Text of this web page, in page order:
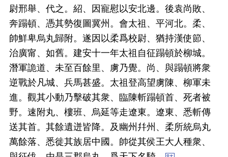
尉邢舉、代之。紹、因寵慰以安北邊。後袁尚敗、
奔蹋頓、憑其勢復圖冀州。會太祖、平河北。柔、
帥鮮卑烏丸歸附。遂因以柔爲校尉、猶持漢使節、
治廣甯、如舊。建安十一年太祖自征蹋頓於柳城。
潛軍詭道、未至百餘里、虜乃覺。尚、與蹋頓將衆
逆戰於凡城、兵馬甚盛。太祖登高望虜陳、柳軍未
進。觀其小動乃擊破其衆、臨陳斬蹋頓首、死者被
野。速附丸、樓班、烏延等走遼東。遼東、悉斬傳
送其首。其餘遺迸皆降。及幽州幷州、柔所統烏丸
萬餘落、悉徙其族居中國。帥從其侯王大人種衆、